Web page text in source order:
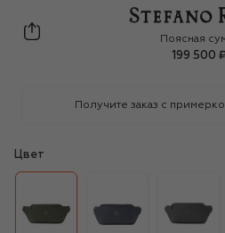
Stefano
Поясная
199 500
Получите заказ с
Цвет